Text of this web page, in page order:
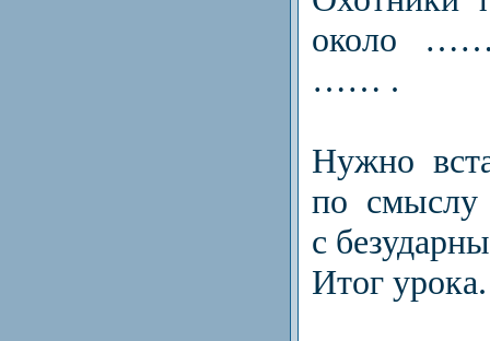
около
…… .
Нужно
по смыслу
с
Итог